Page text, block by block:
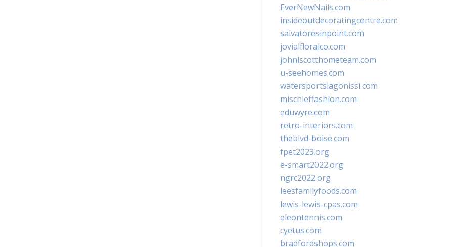
EverNewNails.com
insideoutdecoratingcentre.com
salvatoresinpoint.com
jovialfloralco.com
johnlscotthometeam.com
u-seehomes.com
watersportslagonissi.com
mischieffashion.com
eduwyre.com
retro-interiors.com
theblvd-boise.com
fpet2023.org
e-smart2022.org
ngrc2022.org
leesfamilyfoods.com
lewis-lewis-cpas.com
eleontennis.com
cyetus.com
bradfordshops.com